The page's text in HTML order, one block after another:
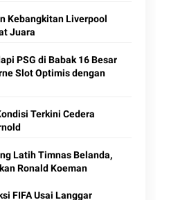
Kebangkitan Liverpool
Juara
PSG di Babak 16 Besar
Slot Optimis dengan
Terkini Cedera
Latih Timnas Belanda,
Ronald Koeman
FIFA Usai Langgar